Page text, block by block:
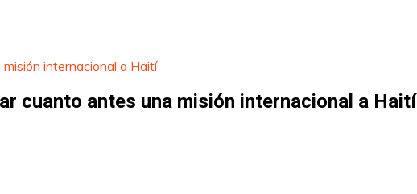
internacional a Haití
cuanto antes una misión internacional a Haití